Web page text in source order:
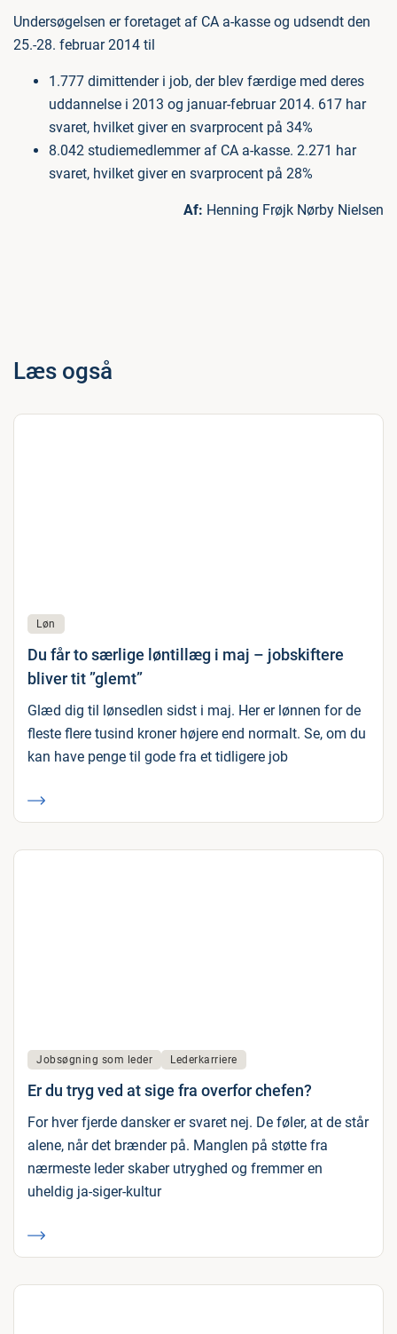
Undersøgelsen er foretaget af CA a-kasse og udsendt den
25.-28. februar 2014 til
1.777 dimittender i job, der blev færdige med deres
uddannelse i 2013 og januar-februar 2014. 617 har
svaret, hvilket giver en svarprocent på 34%
8.042 studiemedlemmer af CA a-kasse. 2.271 har
svaret, hvilket giver en svarprocent på 28%
Af: Henning Frøjk Nørby Nielsen
Læs også
Løn
Du får to særlige løntillæg i maj – jobskiftere
bliver tit ”glemt”
Glæd dig til lønsedlen sidst i maj. Her er lønnen for de
fleste flere tusind kroner højere end normalt. Se, om du
kan have penge til gode fra et tidligere job
Jobsøgning som leder Lederkarriere
Er du tryg ved at sige fra overfor chefen?
For hver fjerde dansker er svaret nej. De føler, at de står
alene, når det brænder på. Manglen på støtte fra
nærmeste leder skaber utryghed og fremmer en
uheldig ja-siger-kultur